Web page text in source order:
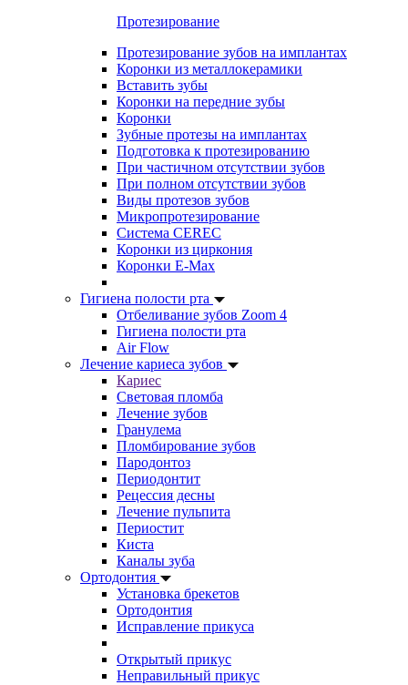
Протезирование
Протезирование зубов на имплантах
Коронки из металлокерамики
Вставить зубы
Коронки на передние зубы
Коронки
Зубные протезы на имплантах
Подготовка к протезированию
При частичном отсутствии зубов
При полном отсутствии зубов
Виды протезов зубов
Микропротезирование
Система CEREC
Коронки из циркония
Коронки E-Max
Гигиена полости рта
Отбеливание зубов Zoom 4
Гигиена полости рта
Air Flow
Лечение кариеса зубов
Кариес
Световая пломба
Лечение зубов
Гранулема
Пломбирование зубов
Пародонтоз
Периодонтит
Рецессия десны
Лечение пульпита
Периостит
Киста
Каналы зуба
Ортодонтия
Установка брекетов
Ортодонтия
Исправление прикуса
Открытый прикус
Неправильный прикус